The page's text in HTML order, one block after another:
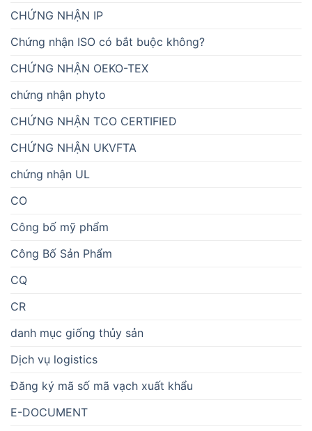
CHỨNG NHẬN IP
Chứng nhận ISO có bắt buộc không?
CHỨNG NHẬN OEKO-TEX
chứng nhận phyto
CHỨNG NHẬN TCO CERTIFIED
CHỨNG NHẬN UKVFTA
chứng nhận UL
CO
Công bố mỹ phẩm
Công Bố Sản Phẩm
CQ
CR
danh mục giống thủy sản
Dịch vụ logistics
Đăng ký mã số mã vạch xuất khẩu
E-DOCUMENT